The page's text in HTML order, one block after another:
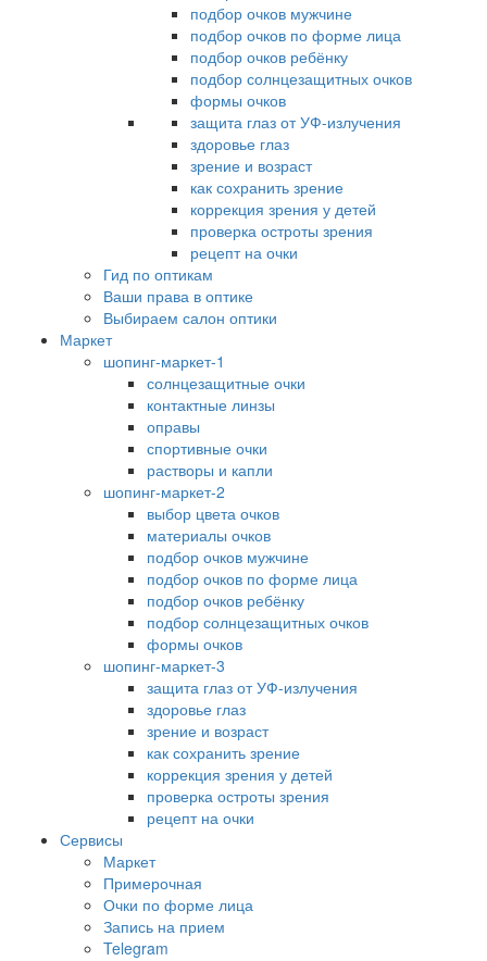
подбор очков мужчине
подбор очков по форме лица
подбор очков ребёнку
подбор солнцезащитных очков
формы очков
защита глаз от УФ-излучения
здоровье глаз
зрение и возраст
как сохранить зрение
коррекция зрения у детей
проверка остроты зрения
рецепт на очки
Гид по оптикам
Ваши права в оптике
Выбираем салон оптики
Маркет
шопинг-маркет-1
солнцезащитные очки
контактные линзы
оправы
спортивные очки
растворы и капли
шопинг-маркет-2
выбор цвета очков
материалы очков
подбор очков мужчине
подбор очков по форме лица
подбор очков ребёнку
подбор солнцезащитных очков
формы очков
шопинг-маркет-3
защита глаз от УФ-излучения
здоровье глаз
зрение и возраст
как сохранить зрение
коррекция зрения у детей
проверка остроты зрения
рецепт на очки
Сервисы
Маркет
Примерочная
Очки по форме лица
Запись на прием
Telegram